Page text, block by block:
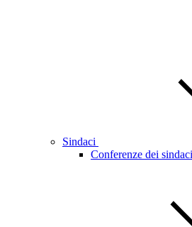
Sindaci
Conferenze dei sindaci